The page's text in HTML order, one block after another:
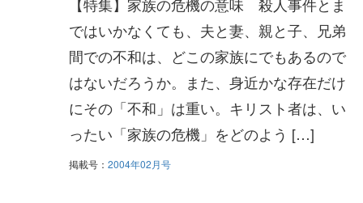
ではいかなくても、夫と妻、親と子、兄弟
間での不和は、どこの家族にでもあるので
はないだろうか。また、身近かな存在だけ
にその「不和」は重い。キリスト者は、い
ったい「家族の危機」をどのよう […]
掲載号： 2004年02月号